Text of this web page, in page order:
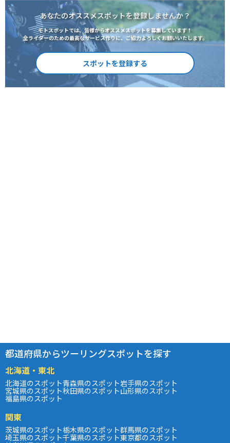
あなたのオススメスポットを登録しませんか？
モトスポットでは、皆様からオススメスポットを募集しています！
全ライダーのための最高なサービス作りに、ご協力よろしくお願いいたします。
スポットを登録する
都道府県からツーリングスポットを探す
北海道・東北
北海道のスポット青森県のスポット岩手県のスポット
宮城県のスポット秋田県のスポット山形県のスポット
福島県のスポット
関東
茨城県のスポット栃木県のスポット群馬県のスポット
埼玉県のスポット千葉県のスポット東京都のスポット